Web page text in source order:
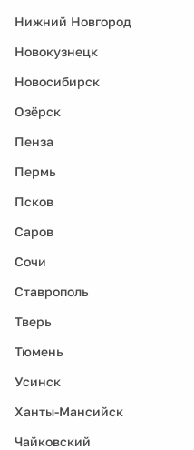
Нижний Новгород
Новокузнецк
Новосибирск
Озёрск
Пенза
Пермь
Псков
Саров
Сочи
Ставрополь
Тверь
Тюмень
Усинск
Ханты-Мансийск
Чайковский